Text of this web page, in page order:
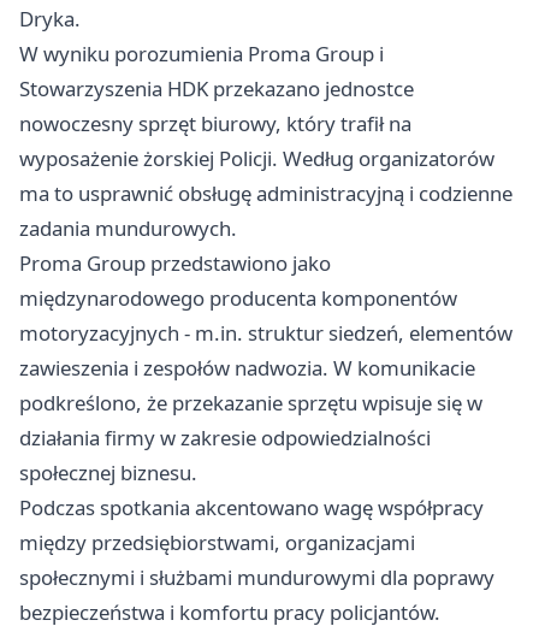
Dryka.
W wyniku porozumienia Proma Group i
Stowarzyszenia HDK przekazano jednostce
nowoczesny sprzęt biurowy, który trafił na
wyposażenie żorskiej Policji. Według organizatorów
ma to usprawnić obsługę administracyjną i codzienne
zadania mundurowych.
Proma Group przedstawiono jako
międzynarodowego producenta komponentów
motoryzacyjnych - m.in. struktur siedzeń, elementów
zawieszenia i zespołów nadwozia. W komunikacie
podkreślono, że przekazanie sprzętu wpisuje się w
działania firmy w zakresie odpowiedzialności
społecznej biznesu.
Podczas spotkania akcentowano wagę współpracy
między przedsiębiorstwami, organizacjami
społecznymi i służbami mundurowymi dla poprawy
bezpieczeństwa i komfortu pracy policjantów.